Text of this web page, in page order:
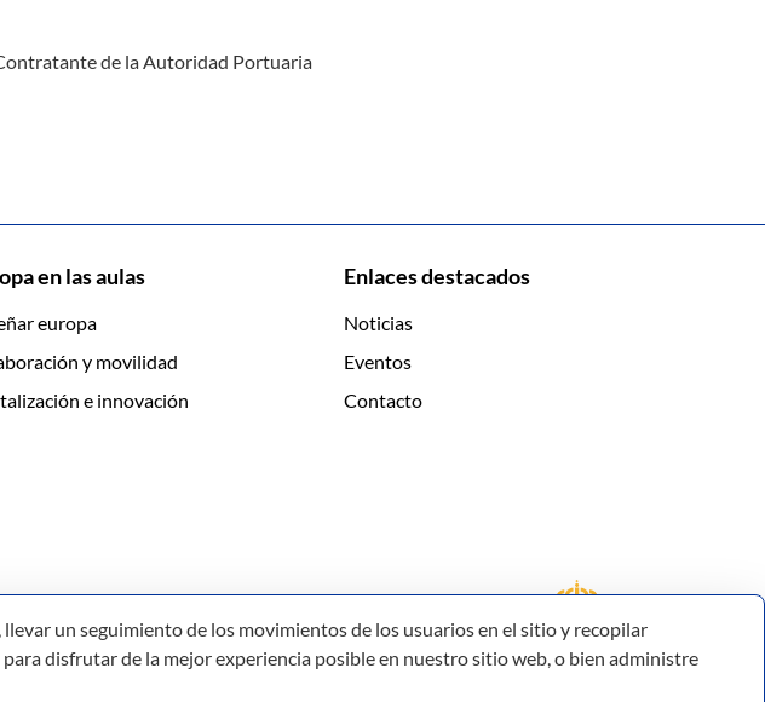
de la Autoridad Portuaria
en las aulas
europa
y movilidad
e innovación
Enlaces destacados
Noticias
Eventos
Contacto
un seguimiento de los movimientos de los usuarios en el sitio y recopilar
disfrutar de la mejor experiencia posible en nuestro sitio web, o bien administre